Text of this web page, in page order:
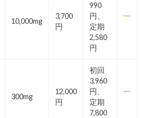
10,000mg
3,700
円
990
円、
定期
2,580
円
300mg
12,000
円
初回
3,960
円、
定期
7,800